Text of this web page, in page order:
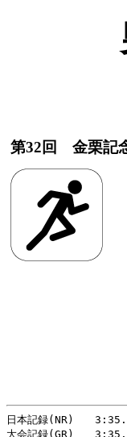
第32回 金栗記
日本記録(NR)　　